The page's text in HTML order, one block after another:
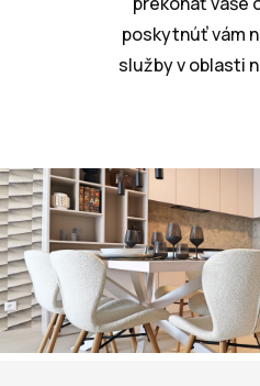
poskytnúť vám
služby v oblasti